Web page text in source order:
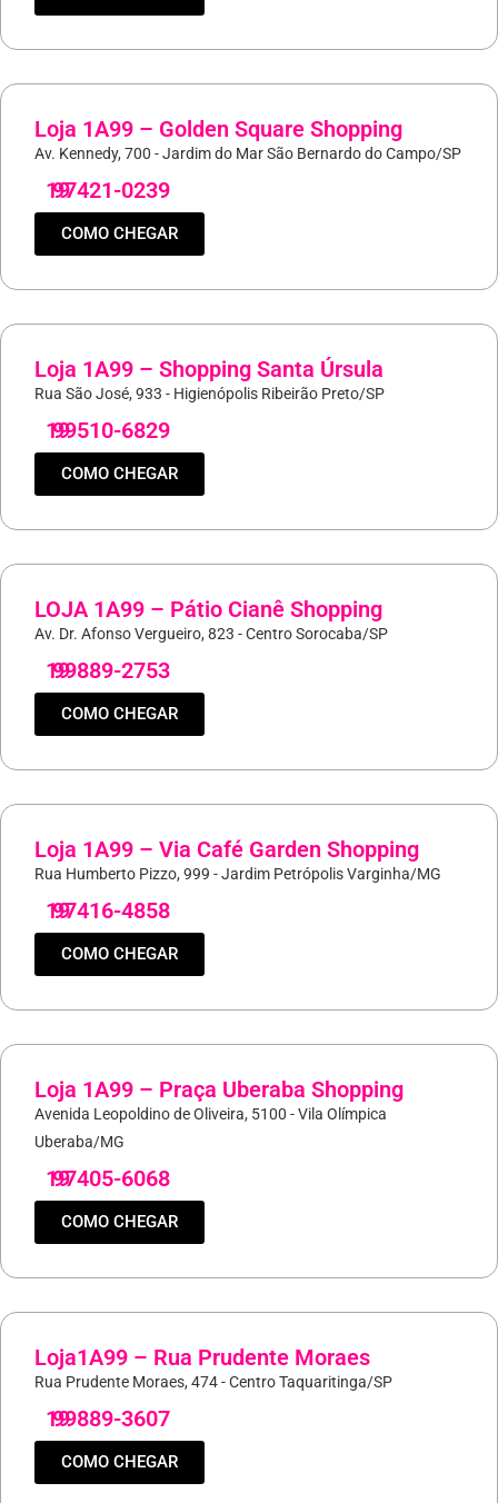
Loja 1A99 – Golden Square Shopping
Av. Kennedy, 700 - Jardim do Mar São Bernardo do Campo/SP
19
97421-0239
COMO CHEGAR
Loja 1A99 – Shopping Santa Úrsula
Rua São José, 933 - Higienópolis Ribeirão Preto/SP
19
99510-6829
COMO CHEGAR
LOJA 1A99 – Pátio Cianê Shopping
Av. Dr. Afonso Vergueiro, 823 - Centro Sorocaba/SP
19
99889-2753
COMO CHEGAR
Loja 1A99 – Via Café Garden Shopping
Rua Humberto Pizzo, 999 - Jardim Petrópolis Varginha/MG
19
97416-4858
COMO CHEGAR
Loja 1A99 – Praça Uberaba Shopping
Avenida Leopoldino de Oliveira, 5100 - Vila Olímpica
Uberaba/MG
19
97405-6068
COMO CHEGAR
Loja1A99 – Rua Prudente Moraes
Rua Prudente Moraes, 474 - Centro Taquaritinga/SP
19
99889-3607
COMO CHEGAR